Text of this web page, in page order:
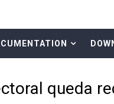
a Roberto
sembrando desarrollo
frena delitos
Presidencial
queda